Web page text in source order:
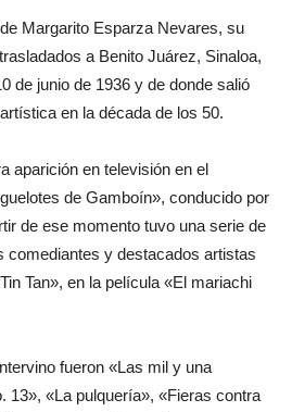
Margarito Esparza Nevares, su
a Benito Juárez, Sinaloa,
de junio de 1936 y de donde salió
en la década de los 50.
aparición en televisión en el
de Gamboín», conducido por
de ese momento tuvo una serie de
comediantes y destacados artistas
Tan», en la película «El mariachi
fueron «Las mil y una
13», «La pulquería», «Fieras contra